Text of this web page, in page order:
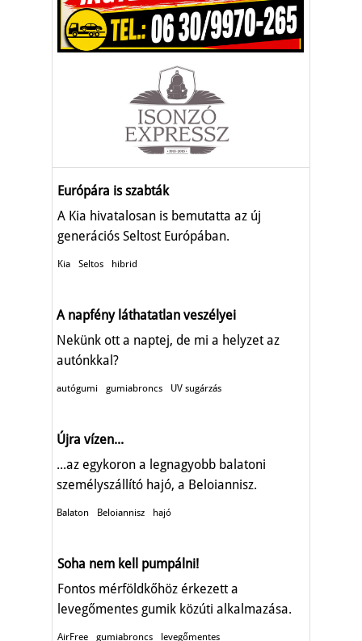
Európára is szabták
A Kia hivatalosan is bemutatta az új
generációs Seltost Európában.
Kia Seltos hibrid
A napfény láthatatlan veszélyei
Nekünk ott a naptej, de mi a helyzet az
autónkkal?
autógumi gumiabroncs UV sugárzás
Újra vízen...
...az egykoron a legnagyobb balatoni
személyszállító hajó, a Beloiannisz.
Balaton Beloiannisz hajó
Soha nem kell pumpálni!
Fontos mérföldkőhöz érkezett a
levegőmentes gumik közúti alkalmazása.
AirFree gumiabroncs levegőmentes